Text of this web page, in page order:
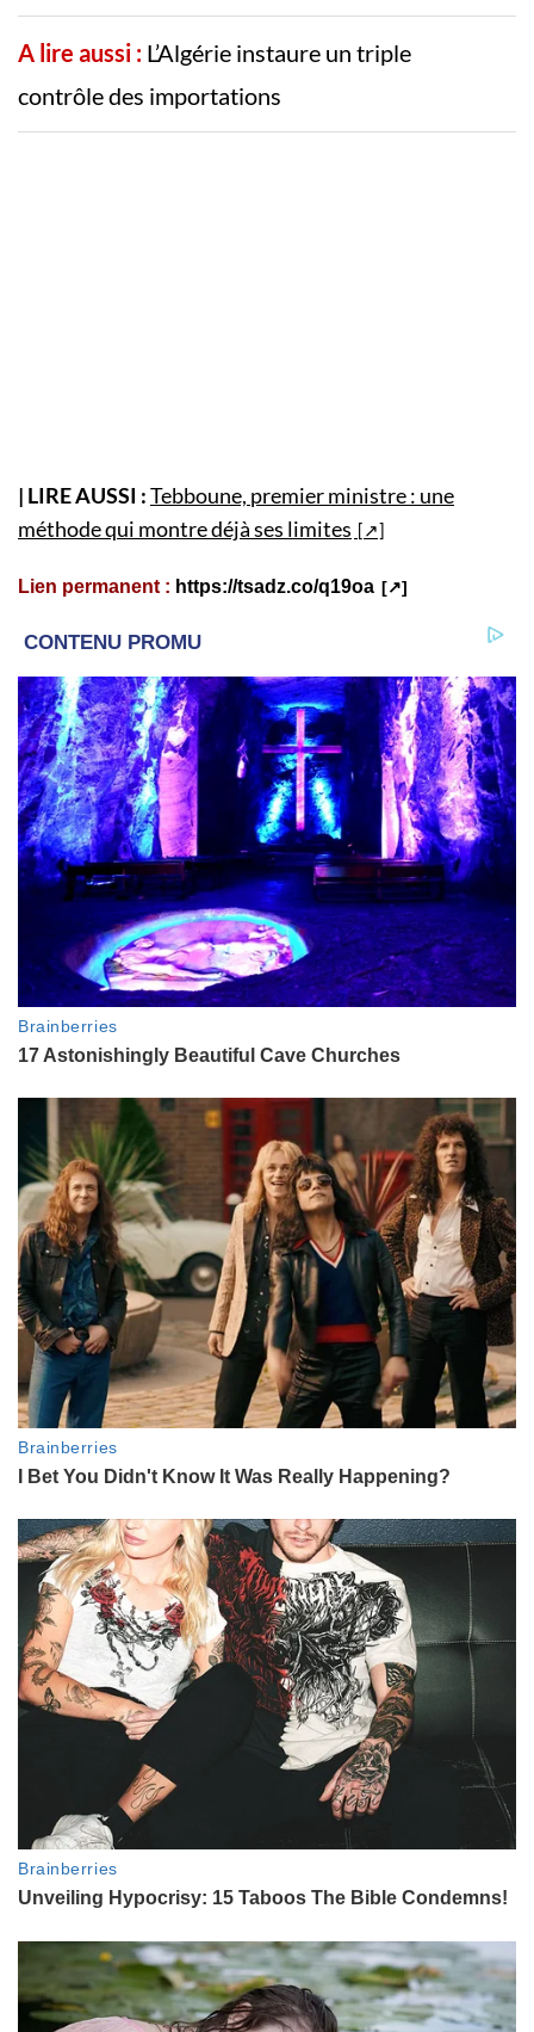
A lire aussi : L’Algérie instaure un triple
contrôle des importations
| LIRE AUSSI :Tebboune, premier ministre : une
méthode qui montre déjà ses limites
Lien permanent : https://tsadz.co/q19oa